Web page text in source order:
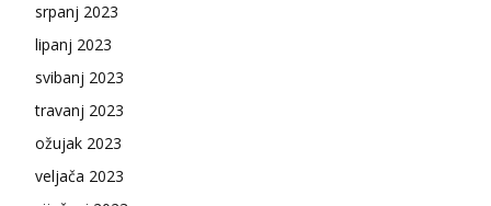
srpanj 2023
lipanj 2023
svibanj 2023
travanj 2023
ožujak 2023
veljača 2023